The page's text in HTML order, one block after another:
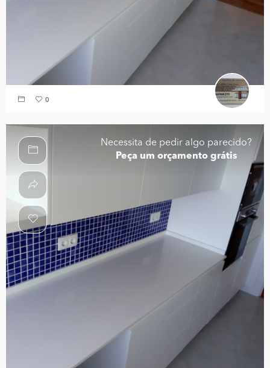
0
Necessita de pedir algo parecido?
Peça um orçamento grátis